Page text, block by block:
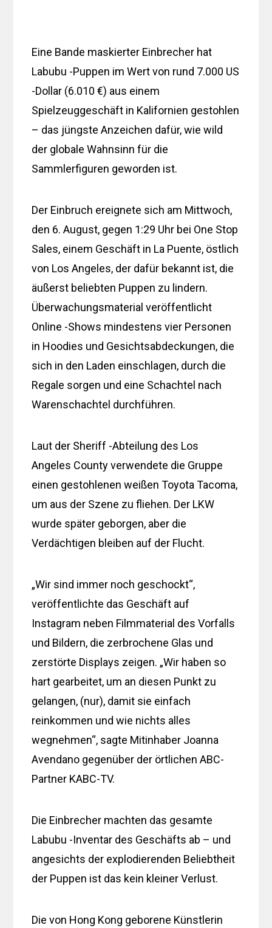
Eine Bande maskierter Einbrecher hat
Labubu -Puppen im Wert von rund 7.000 US
-Dollar (6.010 €) aus einem
Spielzeuggeschäft in Kalifornien gestohlen
– das jüngste Anzeichen dafür, wie wild
der globale Wahnsinn für die
Sammlerfiguren geworden ist.
Der Einbruch ereignete sich am Mittwoch,
den 6. August, gegen 1:29 Uhr bei One Stop
Sales, einem Geschäft in La Puente, östlich
von Los Angeles, der dafür bekannt ist, die
äußerst beliebten Puppen zu lindern.
Überwachungsmaterial veröffentlicht
Online -Shows mindestens vier Personen
in Hoodies und Gesichtsabdeckungen, die
sich in den Laden einschlagen, durch die
Regale sorgen und eine Schachtel nach
Warenschachtel durchführen.
Laut der Sheriff -Abteilung des Los
Angeles County verwendete die Gruppe
einen gestohlenen weißen Toyota Tacoma,
um aus der Szene zu fliehen. Der LKW
wurde später geborgen, aber die
Verdächtigen bleiben auf der Flucht.
„Wir sind immer noch geschockt“,
veröffentlichte das Geschäft auf
Instagram neben Filmmaterial des Vorfalls
und Bildern, die zerbrochene Glas und
zerstörte Displays zeigen. „Wir haben so
hart gearbeitet, um an diesen Punkt zu
gelangen, (nur), damit sie einfach
reinkommen und wie nichts alles
wegnehmen“, sagte Mitinhaber Joanna
Avendano gegenüber der örtlichen ABC-
Partner KABC-TV.
Die Einbrecher machten das gesamte
Labubu -Inventar des Geschäfts ab – und
angesichts der explodierenden Beliebtheit
der Puppen ist das kein kleiner Verlust.
Die von Hong Kong geborene Künstlerin